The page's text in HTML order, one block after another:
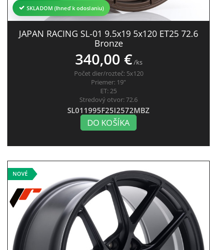
SKLADOM (Ihneď k odoslaniu)
JAPAN RACING SL-01 9.5x19 5x120 ET25 72.6
Bronze
340,00 €/ks
Počet dier/rozteč: 5x120
Priemer: 19"
ET:25
Stredový otvor:72.6
SL011995F25I2572MBZ
DO KOŠÍKA
NOVÉ